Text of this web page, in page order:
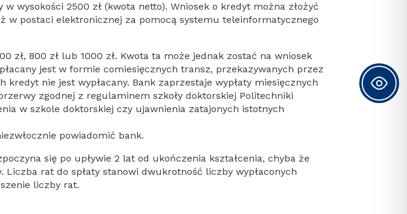
wysokości 2500 zł (kwota netto). Wniosek o kredyt można złożyć
postaci elektronicznej za pomocą systemu teleinformatycznego
zł, 800 zł lub 1000 zł. Kwota ta może jednak zostać na wniosek
jest w formie comiesięcznych transz, przekazywanych przez
nie jest wypłacany. Bank zaprzestaje wypłaty miesięcznych
zgodnej z regulaminem szkoły doktorskiej Politechniki
w szkole doktorskiej czy ujawnienia zatajonych istotnych
powiadomić bank.
się po upływie 2 lat od ukończenia kształcenia, chyba że
rat do spłaty stanowi dwukrotność liczby wypłaconych
liczby rat.